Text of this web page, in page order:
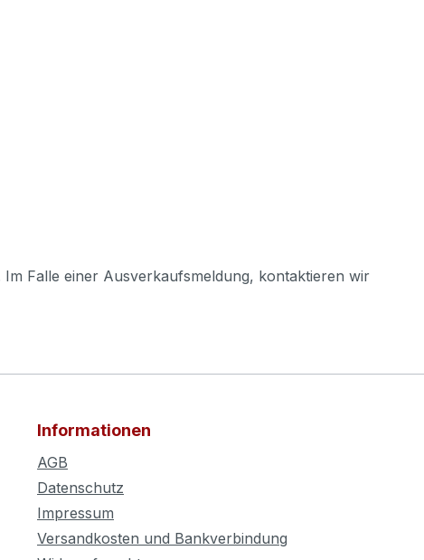
Falle einer Ausverkaufsmeldung, kontaktieren wir
Informationen
AGB
Datenschutz
Impressum
Versandkosten und Bankverbindung